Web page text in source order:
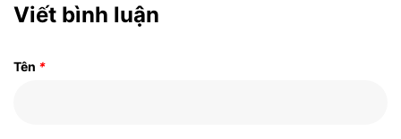
Viết bình luận
Tên *